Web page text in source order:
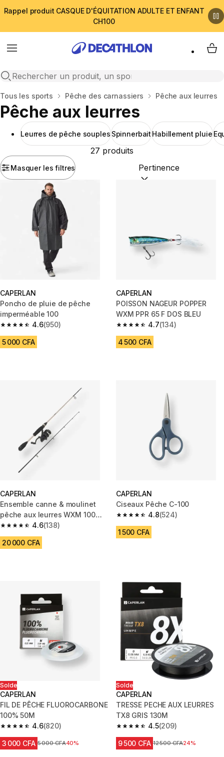
Rappel produit CASQUE D'ÉQUITATION ADULTE ET ENFANT
CH100
Menu
Open search
My
Accueil
Tous les sports Pêche des carnassiers Pêche aux leurres
Pêche aux leurres
Leurres de pêche souples Spinnerbait Habillement pluie
Masquer les filtres
27 produits
Trier par :(optional)
CAPERLAN
Poncho de pluie de pêche
imperméable 100
4.6
4.6 out of 5 stars from 950 reviews
(950)
5 000 CFA
CAPERLAN
POISSON NAGEUR POPPER
WXM PPR 65 F DOS BLEU
4.7
4.7 out of 5 stars from 134
(134)
4 500 CFA
CAPERLAN
Ensemble canne & moulinet
pêche aux leurres WXM 100
Spinning 1.80m ML 5-14g
4.6
4.6 out of 5 stars from 138 reviews
(138)
20 000 CFA
CAPERLAN
Ciseaux Pêche C-100
4.8
4.8 out of 5 stars from 524
(524)
1 500 CFA
Solde
CAPERLAN
FIL DE PÊCHE FLUOROCARBONE
100% 50M
4.6
4.6 out of 5 stars from 820 reviews
(820)
3 000 CFA Prix avant réduction
5 000 CFA40%
Solde
CAPERLAN
TRESSE PECHE AUX LEURRES
TX8 GRIS 130M
4.5
4.5 out of 5 stars from 209
(209)
9 500 CFA Prix avant réduction
12 500 CFA24%